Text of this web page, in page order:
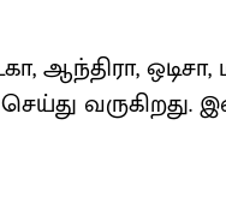
ஒடிசா,
வருகிறது.